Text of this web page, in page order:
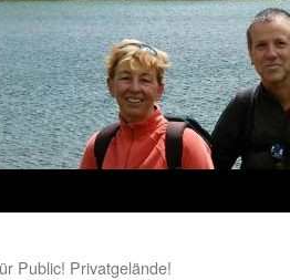
Public! Privatgelände!